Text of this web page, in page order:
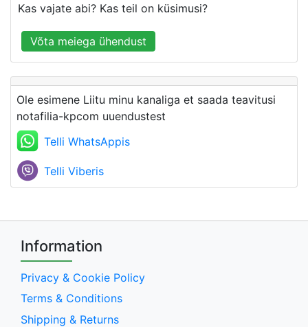
Kas vajate abi? Kas teil on küsimusi?
Võta meiega ühendust
Ole esimene Liitu minu kanaliga et saada teavitusi
notafilia-kpcom uuendustest
Telli WhatsAppis
Telli Viberis
Information
Privacy & Cookie Policy
Terms & Conditions
Shipping & Returns